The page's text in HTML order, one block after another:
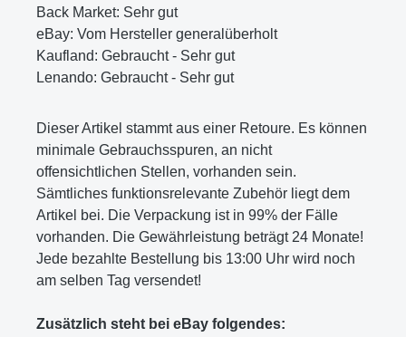
Back Market: Sehr gut
eBay: Vom Hersteller generalüberholt
Kaufland: Gebraucht - Sehr gut
Lenando: Gebraucht - Sehr gut
Dieser Artikel stammt aus einer Retoure. Es können
minimale Gebrauchsspuren, an nicht
offensichtlichen Stellen, vorhanden sein.
Sämtliches funktionsrelevante Zubehör liegt dem
Artikel bei. Die Verpackung ist in 99% der Fälle
vorhanden. Die Gewährleistung beträgt 24 Monate!
Jede bezahlte Bestellung bis 13:00 Uhr wird noch
am selben Tag versendet!
Zusätzlich steht bei eBay folgendes: